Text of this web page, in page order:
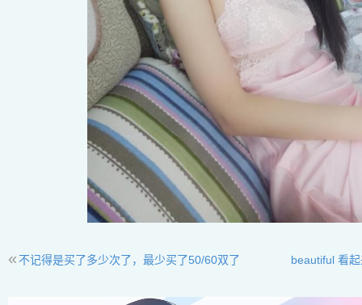
beautiful 看
« 不记得是买了多少次了，最少买了50/60双了